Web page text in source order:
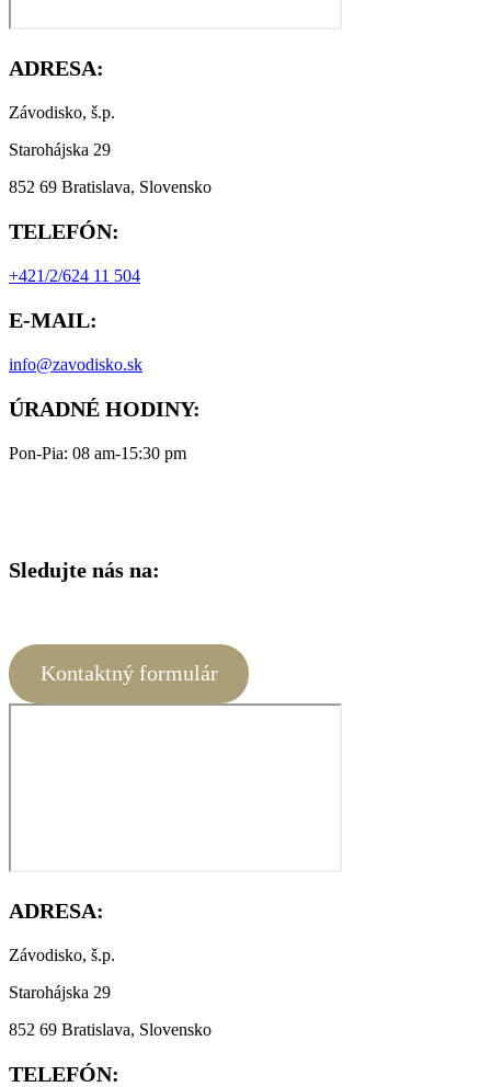
ADRESA:
Závodisko, š.p.
Starohájska 29
852 69 Bratislava, Slovensko
TELEFÓN:
+421/2/624 11 504
E-MAIL:
info@zavodisko.sk
ÚRADNÉ HODINY:
Pon-Pia: 08 am-15:30 pm
Sledujte nás na:
Kontaktný formulár
ADRESA:
Závodisko, š.p.
Starohájska 29
852 69 Bratislava, Slovensko
TELEFÓN: